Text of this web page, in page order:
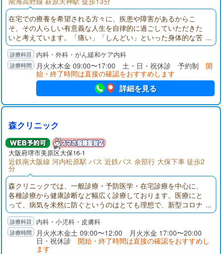
在宅での療養を希望される方々に、疾患や障害があるからこ
そ、その人らしい有意義な人生を自律的に過ごしていただきた
いと考えています。「痛い」「しんどい」といった身体的な苦
痛、「つらい」「不安」といった精神的な苦痛を和らげ、家だ
からこその「やすらぎ」を大切にし、当たり前の日常を「楽
に」生活できるよう支援します。堺市周辺で在宅・訪問診療・
緩和ケアをお考えの方はぜひご相談ください。
内科・外科・がん緩和ケア内科
月火水木金 09:00〜17:00 土・日・祝休診 予約制 開
始・終了時間は直接の確認をおすすめします
詳細を見る
森クリニック
大阪府堺市美原区大保16-1
近鉄南大阪線 河内松原駅 バス 近鉄バス 余部行 大保下車 徒歩2
分
森クリニックでは、一般診療・予防医学・在宅診療を中心に、
各種診療から健康診断など幅広く診療しております。医療にと
って、病気を未然に防ぐというのはとても理想で、新型コロナ
感染症・インフルエンザ・子宮頸がん、などによってワクチン
が見直されてきています。
内科・小児科・皮膚科
月火水木金土 09:00〜12:00 月火水金 17:00〜20:00
日・祝休診 開始・終了時間は直接の確認をおすすめし
ます